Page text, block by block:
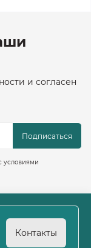
и согласен
Подписаться
условиями
Контакты